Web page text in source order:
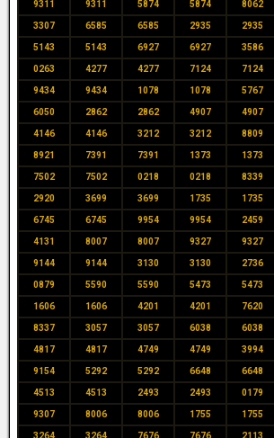
9311 9311 5874 5874 8062
3307 6585 6585 2935 2935
5143 5143 6927 6927 3586
0263 4277 4277 7124 7124
9434 9434 1078 1078 5767
6050 2862 2862 4907 4907
4146 4146 3212 3212 8809
8921 7391 7391 1373 1373
7502 7502 0218 0218 8339
2920 3699 3699 1735 1735
6745 6745 9954 9954 2459
4131 8007 8007 9327 9327
9144 9144 3130 3130 2736
0879 5590 5590 5473 5473
1606 1606 4201 4201 7620
8337 3057 3057 6038 6038
4817 4817 4749 4749 3994
9154 5292 5292 6648 6648
4513 4513 2493 2493 0179
9307 8006 8006 1755 1755
3264 3264 7676 7676 2113